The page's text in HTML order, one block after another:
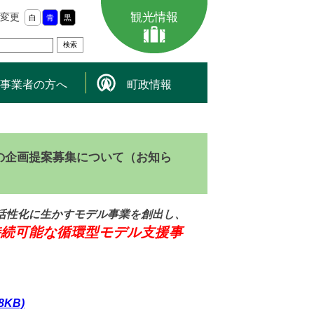
更 白 青 黒 観光情報
事業者の方へ 町政情報
企画提案募集について（お知ら
化に生かすモデル事業を創出し、
続可能な循環型モデル支援事